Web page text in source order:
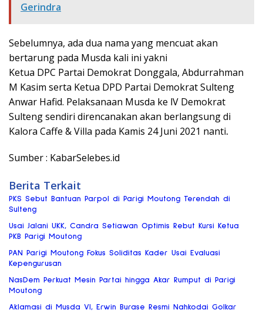
Gerindra
Sebelumnya, ada dua nama yang mencuat akan
bertarung pada Musda kali ini yakni
Ketua DPC Partai Demokrat Donggala, Abdurrahman
M Kasim serta Ketua DPD Partai Demokrat Sulteng
Anwar Hafid. Pelaksanaan Musda ke lV Demokrat
Sulteng sendiri direncanakan akan berlangsung di
Kalora Caffe & Villa pada Kamis 24 Juni 2021 nanti.
Sumber : KabarSelebes.id
Berita Terkait
PKS Sebut Bantuan Parpol di Parigi Moutong Terendah di
Sulteng
Usai Jalani UKK, Candra Setiawan Optimis Rebut Kursi Ketua
PKB Parigi Moutong
PAN Parigi Moutong Fokus Soliditas Kader Usai Evaluasi
Kepengurusan
NasDem Perkuat Mesin Partai hingga Akar Rumput di Parigi
Moutong
Aklamasi di Musda VI, Erwin Burase Resmi Nahkodai Golkar